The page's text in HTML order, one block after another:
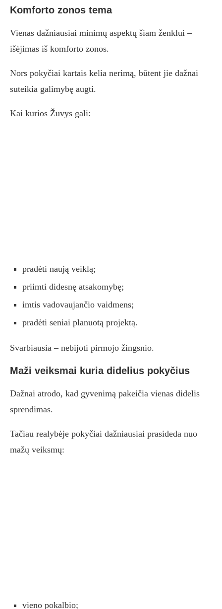
Komforto zonos tema
Vienas dažniausiai minimų aspektų šiam ženklui –
išėjimas iš komforto zonos.
Nors pokyčiai kartais kelia nerimą, būtent jie dažnai
suteikia galimybę augti.
Kai kurios Žuvys gali:
pradėti naują veiklą;
priimti didesnę atsakomybę;
imtis vadovaujančio vaidmens;
pradėti seniai planuotą projektą.
Svarbiausia – nebijoti pirmojo žingsnio.
Maži veiksmai kuria didelius pokyčius
Dažnai atrodo, kad gyvenimą pakeičia vienas didelis
sprendimas.
Tačiau realybėje pokyčiai dažniausiai prasideda nuo
mažų veiksmų:
vieno pokalbio;